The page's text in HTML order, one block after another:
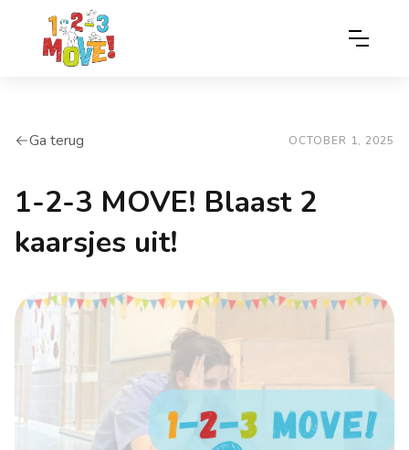
arrow-leftGa terug OCTOBER 1, 2025
1-2-3 MOVE! Blaast 2
kaarsjes uit!